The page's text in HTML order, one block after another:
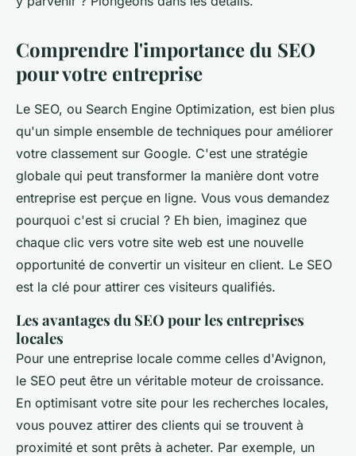
Comprendre l'importance du SEO
pour votre entreprise
Le SEO, ou Search Engine Optimization, est bien plus
qu'un simple ensemble de techniques pour améliorer
votre classement sur Google. C'est une stratégie
globale qui peut transformer la manière dont votre
entreprise est perçue en ligne. Vous vous demandez
pourquoi c'est si crucial ? Eh bien, imaginez que
chaque clic vers votre site web est une nouvelle
opportunité de convertir un visiteur en client. Le SEO
est la clé pour attirer ces visiteurs qualifiés.
Les avantages du SEO pour les entreprises
locales
Pour une entreprise locale comme celles d'Avignon,
le SEO peut être un véritable moteur de croissance.
En optimisant votre site pour les recherches locales,
vous pouvez attirer des clients qui se trouvent à
proximité et sont prêts à acheter. Par exemple, un